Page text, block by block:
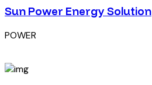
Sun Power Energy Solution
POWER